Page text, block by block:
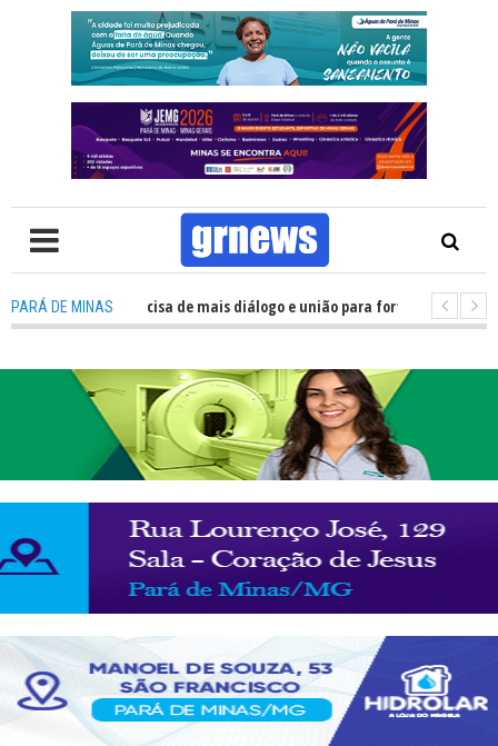
PARÁ DE MINAS
TV: Política precisa de mais diálogo e união para fortalecer Minas e